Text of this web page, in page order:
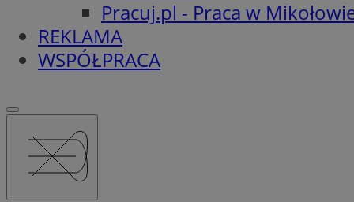
Pracuj.pl - Praca w
REKLAMA
WSPÓŁPRACA